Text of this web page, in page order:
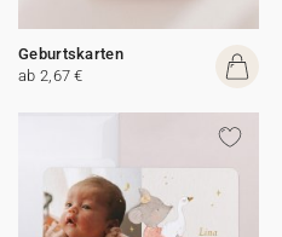
Geburtskarten
ab 2,67 €